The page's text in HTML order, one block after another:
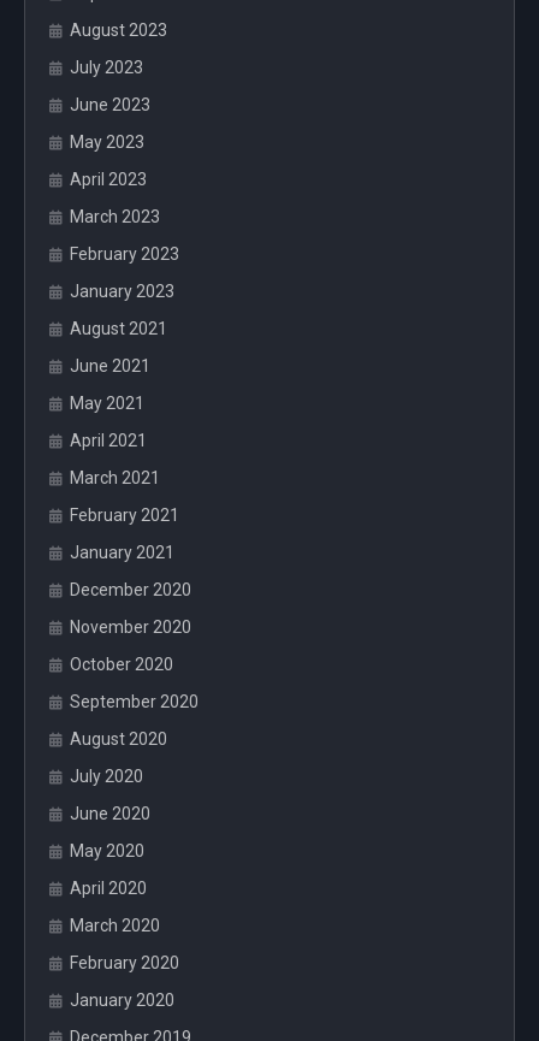
August 2023
July 2023
June 2023
May 2023
April 2023
March 2023
February 2023
January 2023
August 2021
June 2021
May 2021
April 2021
March 2021
February 2021
January 2021
December 2020
November 2020
October 2020
September 2020
August 2020
July 2020
June 2020
May 2020
April 2020
March 2020
February 2020
January 2020